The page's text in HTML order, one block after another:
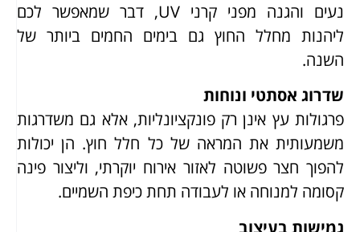
נעים והגנה מפני קרני UV, דבר שמאפשר לכם
ליהנות מחלל החוץ גם בימים החמים ביותר של
השנה.
שדרוג אסתטי ונוחות
פרגולות עץ אינן רק פונקציונליות, אלא גם משדרגות
משמעותית את המראה של כל חלל חוץ. הן יכולות
להפוך חצר פשוטה לאזור אירוח יוקרתי, וליצור פינה
קסומה למנוחה או לעבודה תחת כיפת השמיים.
גמישות בעיצוב